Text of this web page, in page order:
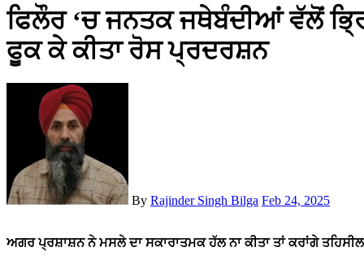
ਫਿਲੌਰ ‘ਚ ਜਨਤਕ ਜਥੇਬੰਦੀਆਂ ਵੱਲੋਂ
ਫੂਕ ਕੇ ਕੀਤਾ ਰੋਸ ਪ੍ਰਦਰਸ਼ਨ
By Rajinder Singh Bilga Feb 24, 2025
ਅਗਰ ਪ੍ਰਸ਼ਾਸ਼ਨ ਨੇ ਮਸਲੇ ਦਾ ਸਕਾਰਾਤਮਕ ਹੱਲ ਨਾ ਕੀਤਾ ਤਾਂ ਕਰਾਂਗੇ